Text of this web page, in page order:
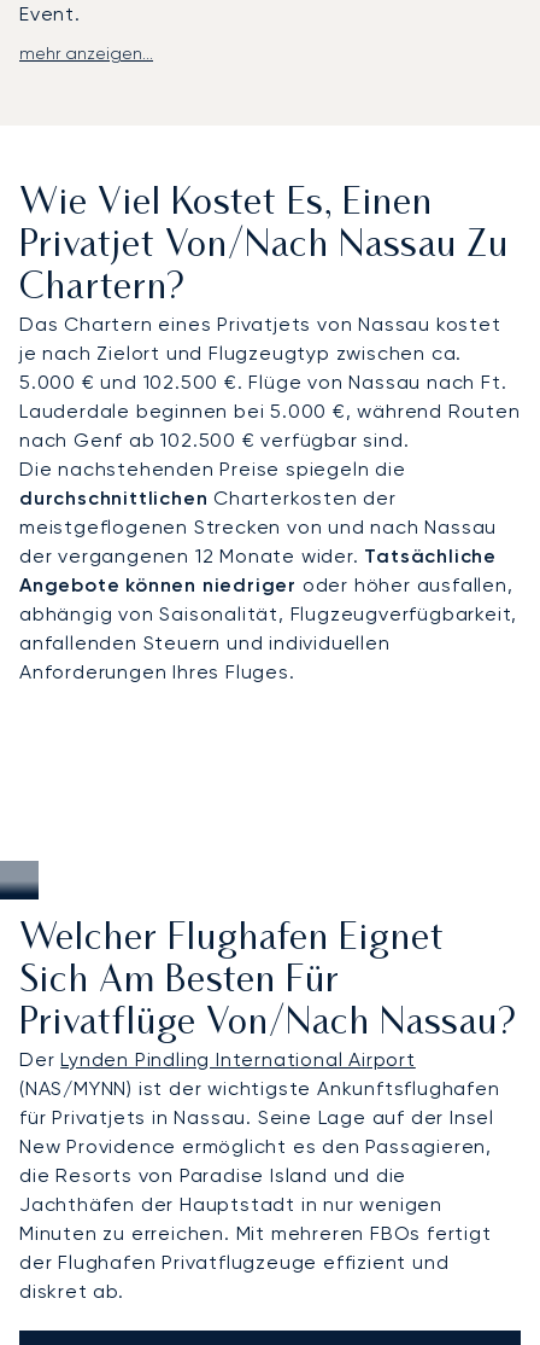
Event.
Ihr persönlicher Reiseplan gibt den Takt vor,
privaten Kabine, erlesenem Catering nach Wahl
und einer individuell gestalteten
Innenausstattung. So stellen wir sicher, dass Sie
vollkommen erholt ankommen und bereit sind für
den nahtlosen Transfer zu Ihrer wartenden Yacht
in der exklusiven Albany Marina.
Im Mittelpunkt unseres Services steht Ihr
persönlicher Berater für Privatluftfahrt, der Ihnen
als zentraler Ansprechpartner für ein
maßgeschneidertes Erlebnis zur Seite steht. Diese
Vertrauensbasis und die sorgfältige Planung
garantieren, dass Ihre private Reise nach Nassau
vom ersten Gespräch bis zur Ankunft am Zielort
mit makelloser Liebe zum Detail organisiert wird.
mehr anzeigen...
Wie Viel Kostet Es, Einen
Privatjet Von/nach Nassau Zu
Chartern?
Das Chartern eines Privatjets von Nassau kostet
je nach Zielort und Flugzeugtyp zwischen ca.
5.000 € und 102.500 €. Flüge von Nassau nach Ft.
Lauderdale beginnen bei 5.000 €, während Routen
nach Genf ab 102.500 € verfügbar sind.
Die nachstehenden Preise spiegeln die
durchschnittlichen Charterkosten der
meistgeflogenen Strecken von und nach Nassau
der vergangenen 12 Monate wider. Tatsächliche
Angebote können niedriger oder höher ausfallen,
abhängig von Saisonalität, Flugzeugverfügbarkeit,
anfallenden Steuern und individuellen
Anforderungen Ihres Fluges.
Welcher Flughafen Eignet
Sich Am Besten Für
Privatflüge Von/nach Nassau?
DerLynden Pindling International Airport
(NAS/MYNN) ist der wichtigste Ankunftsflughafen
für Privatjets in Nassau. Seine Lage auf der Insel
New Providence ermöglicht es den Passagieren,
die Resorts von Paradise Island und die
Jachthäfen der Hauptstadt in nur wenigen
Minuten zu erreichen. Mit mehreren FBOs fertigt
der Flughafen Privatflugzeuge effizient und
diskret ab.